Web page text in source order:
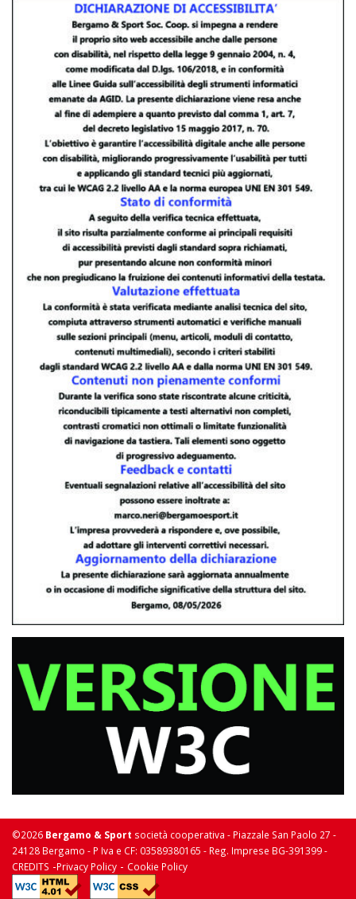
©2026 Bergamo & Sport società cooperativa - Piazzale San Paolo 27 -
24128 Bergamo - P Iva e CF: 03589380165 - Reg. Imprese BG-391399 -
CREDITS -Privacy Policy - Cookie Policy